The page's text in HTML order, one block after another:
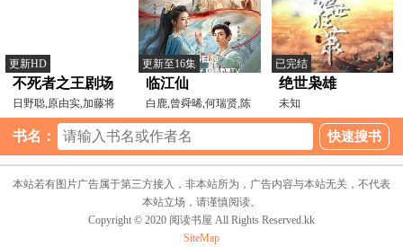
更新HD
不死者之王剧场
版圣王国篇
日野聪,原由实,加藤将
之,青山吉能,生天目仁
更新至16集
临江仙
白鹿,曾舜晞,何瑞贤,陈
鑫海,赵弈钦,周洁琼,
已完结
绝世枭雄
未知
书名：
本站若有图片广告属于第三方接入，非本站所为，广告内容与本站无关，不代表
本站立场，请谨慎阅读。
Copyright © 2020 阅读书屋 All Rights Reserved.kk
SiteMap